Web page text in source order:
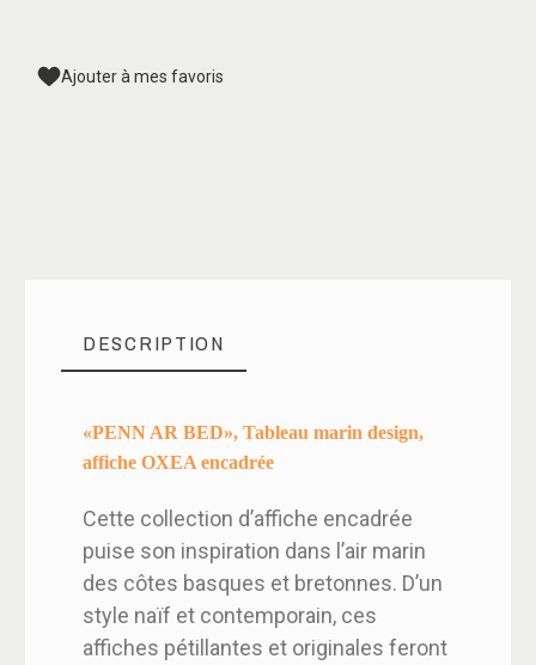
Ajouter à mes favoris
DESCRIPTION
«PENN AR BED», Tableau marin design,
affiche OXEA encadrée
Cette collection d’affiche encadrée
puise son inspiration dans l’air marin
des côtes basques et bretonnes. D’un
style naïf et contemporain, ces
affiches pétillantes et originales feront